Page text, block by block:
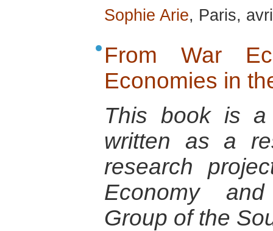
Sophie Arie, Paris,
From War
Economies in
This book is a
written as a
research
Economy
Group of the